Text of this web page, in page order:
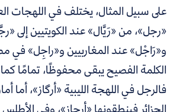
على سبيل المثال، يختلف في اللهجات
«رجل»، من «رَيَّال» عند الكويتيين إلى
و«رَاجْل» عند المغاربيين و«راجِل» في
الكلمة الفصيح يبقى محفوظًا، تمامًا كما
فالرجل في اللهجة الليبية «أرگاز»، أما